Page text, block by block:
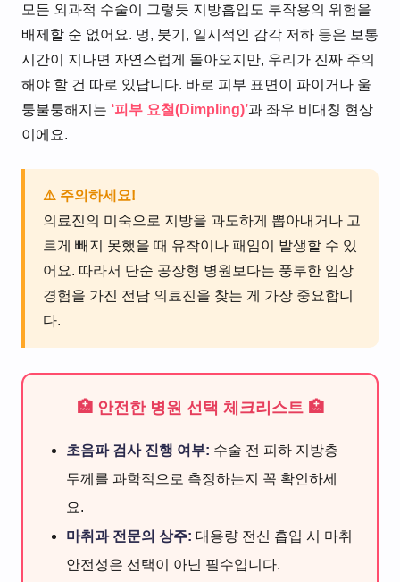
모든 외과적 수술이 그렇듯 지방흡입도 부작용의 위험을
배제할 순 없어요. 멍, 붓기, 일시적인 감각 저하 등은 보통
시간이 지나면 자연스럽게 돌아오지만, 우리가 진짜 주의
해야 할 건 따로 있답니다. 바로 피부 표면이 파이거나 울
퉁불퉁해지는 ‘피부 요철(Dimpling)’과 좌우 비대칭 현상
이에요.
⚠️ 주의하세요!
의료진의 미숙으로 지방을 과도하게 뽑아내거나 고
르게 빼지 못했을 때 유착이나 패임이 발생할 수 있
어요. 따라서 단순 공장형 병원보다는 풍부한 임상
경험을 가진 전담 의료진을 찾는 게 가장 중요합니
다.
🏥 안전한 병원 선택 체크리스트 🏥
초음파 검사 진행 여부: 수술 전 피하 지방층
두께를 과학적으로 측정하는지 꼭 확인하세
요.
마취과 전문의 상주: 대용량 전신 흡입 시 마취
안전성은 선택이 아닌 필수입니다.